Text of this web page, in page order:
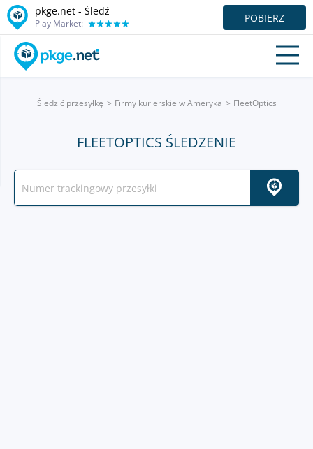
pkge.net - Śledź
Play Market: POBIERZ
Śledzić przesyłkę Firmy kurierskie w Ameryka FleetOptics
FLEETOPTICS ŚLEDZENIE